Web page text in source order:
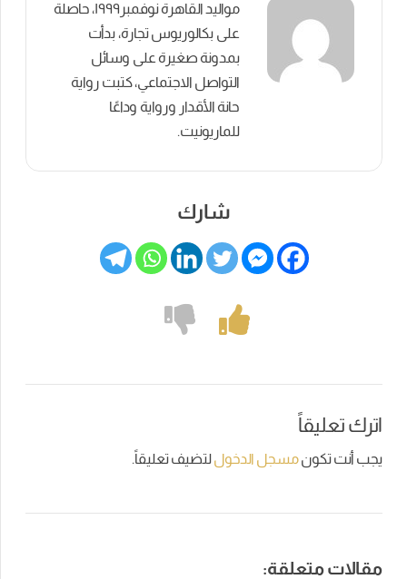
مواليد القاهرة نوفمبر١٩٩٩، حاصلة
على بكالوريوس تجارة، بدأت
بمدونة صغيرة على وسائل
التواصل الاجتماعي، كتبت رواية
حانة الأقدار ورواية وداعًا
للماريونيت.
شارك
اترك تعليقاً
يجب أنت تكونمسجل الدخوللتضيف تعليقاً.
مقالات متعلقة: